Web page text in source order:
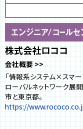
株式会社ロココ
会社概要
「情報系システム×スマー
ローバルネットワーク展
市と東京都。
https://